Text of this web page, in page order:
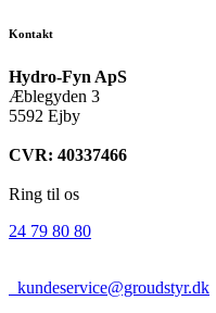
Kontakt
Hydro-Fyn ApS
Æblegyden 3
5592 Ejby
CVR: 40337466
Ring til os
24 79 80 80
kundeservice@groudstyr.dk